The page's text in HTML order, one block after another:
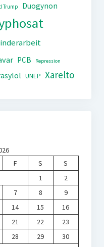
Trump
Duogynon
PCB Repression
UNEP Xarelto
F S
S
1
2
7 8
9
14 15
16
21 22
23
28 29
30